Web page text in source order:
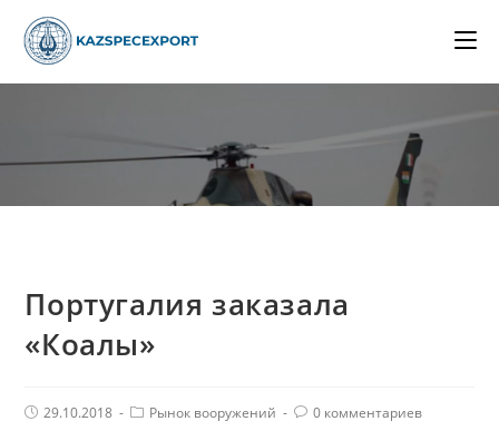
content
Португалия заказала
«Коалы»
Post29.10.2018
PostРынок вооружений
Комментарии
0 комментариев